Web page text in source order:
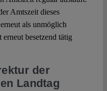
Amtszeit dieses
als unmöglich
besetzend tätig
der
Landtag